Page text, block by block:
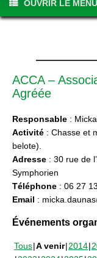
OUVRIR LE MENU
ACCA –
Agréée
Responsable :
Activité : Chasse et
belote).
Adresse : 30 rue de
Symphorien
Téléphone : 06 27
Email :
Événements
Tous A venir 2014